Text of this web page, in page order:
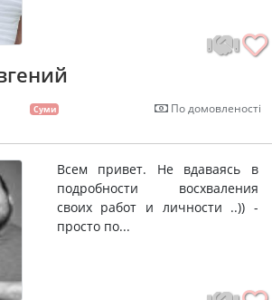
Суми По домовленості
Всем привет. Не вдаваясь в
подробности восхваления
своих работ и личности ..)) -
просто по...